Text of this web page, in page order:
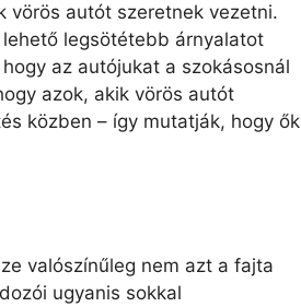
vörös autót szeretnek vezetni.
legsötétebb árnyalatot
az autójukat a szokásosnál
azok, akik vörös autót
közben – így mutatják, hogy ők
valószínűleg nem azt a fajta
ugyanis sokkal